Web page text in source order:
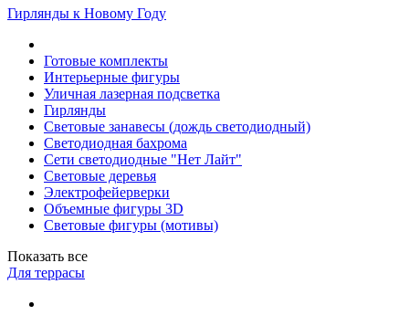
Гирлянды к Новому Году
Готовые комплекты
Интерьерные фигуры
Уличная лазерная подсветка
Гирлянды
Световые занавесы (дождь светодиодный)
Светодиодная бахрома
Сети светодиодные "Нет Лайт"
Световые деревья
Электрофейерверки
Объемные фигуры 3D
Световые фигуры (мотивы)
Показать все
Для террасы